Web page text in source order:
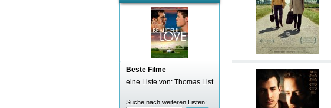
Beste Filme
eine Liste von: Thomas List
Suche nach weiteren Listen: